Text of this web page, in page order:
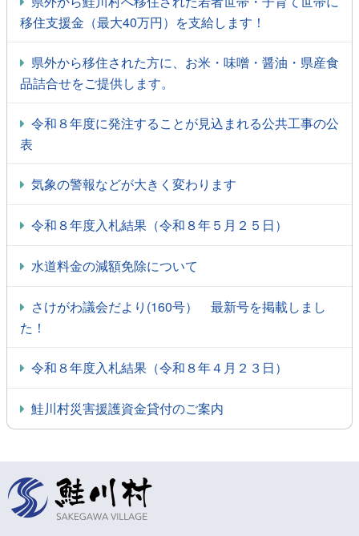
移住支援金（最大40万円）を支給します！
県外から移住された方に、お米・味噌・醤油・県産食
品詰合せをご提供します。
令和８年度に発注することが見込まれる公共工事の公
表
気象の警報などが大きく変わります
令和８年度入札結果（令和８年５月２５日）
水道料金の減額免除について
さけがわ議会だより(160号） 最新号を掲載しまし
た！
令和８年度入札結果（令和８年４月２３日）
鮭川村災害援護資金貸付のご案内